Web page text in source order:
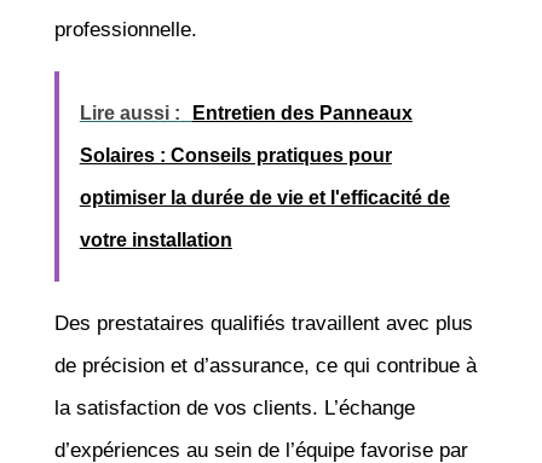
professionnelle.
Lire aussi : Entretien des Panneaux
Solaires : Conseils pratiques pour
optimiser la durée de vie et l'efficacité de
votre installation
Des prestataires qualifiés travaillent avec plus
de précision et d’assurance, ce qui contribue à
la satisfaction de vos clients. L’échange
d’expériences au sein de l’équipe favorise par